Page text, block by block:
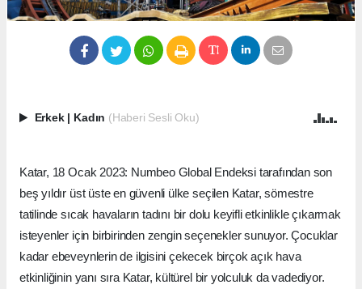
Erkek Kadın (Haberi Sesli Oku)
Katar, 18 Ocak 2023: Numbeo Global Endeksi tarafından son
beş yıldır üst üste en güvenli ülke seçilen Katar, sömestre
tatilinde sıcak havaların tadını bir dolu keyifli etkinlikle çıkarmak
isteyenler için birbirinden zengin seçenekler sunuyor. Çocuklar
kadar ebeveynlerin de ilgisini çekecek birçok açık hava
etkinliğinin yanı sıra Katar, kültürel bir yolculuk da vadediyor.